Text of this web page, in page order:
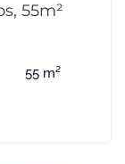
55m²
55 m²